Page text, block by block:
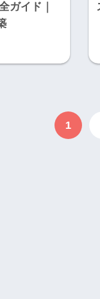
ガイド｜
1